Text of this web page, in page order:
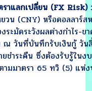
ราแลกเปลี่ยน (FX Risk) :
วน (CNY) หรือดอลลาร์ส
ะมัดระวังผลต่างกำไร-ข
ณ วันที่บันทึกรับเงินกู้ วัน
ชำระคืน ซึ่งต้องรับรู้ในงบ
มมาตรา 65 ทวิ (5) แห่ง